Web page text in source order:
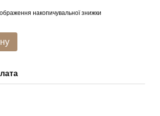
накопичувальної знижки